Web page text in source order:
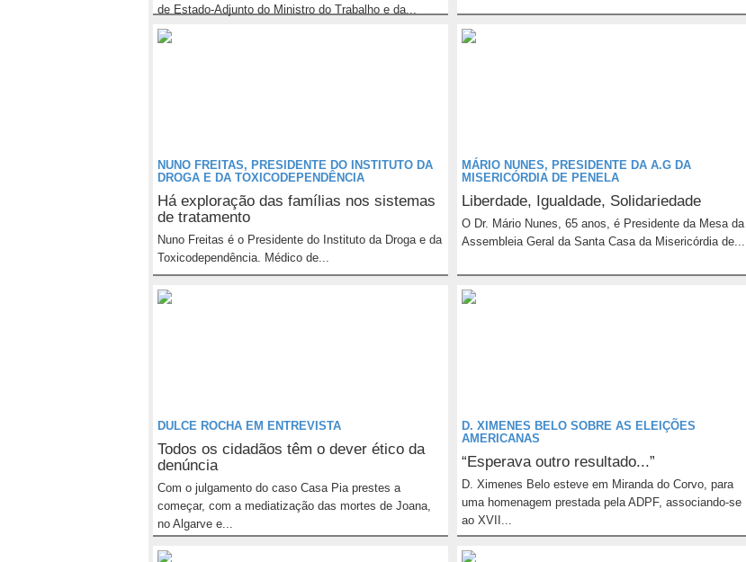
de Estado-Adjunto do Ministro do Trabalho e da...
NUNO FREITAS, PRESIDENTE DO INSTITUTO DA
DROGA E DA TOXICODEPENDÊNCIA
Há exploração das famílias nos sistemas
de tratamento
Nuno Freitas é o Presidente do Instituto da Droga e da
Toxicodependência. Médico de...
MÁRIO NUNES, PRESIDENTE DA A.G DA
MISERICÓRDIA DE PENELA
Liberdade, Igualdade, Solidariedade
O Dr. Mário Nunes, 65 anos, é Presidente da Mesa da
Assembleia Geral da Santa Casa da Misericórdia de...
DULCE ROCHA EM ENTREVISTA
Todos os cidadãos têm o dever ético da
denúncia
Com o julgamento do caso Casa Pia prestes a
começar, com a mediatização das mortes de Joana,
no Algarve e...
D. XIMENES BELO SOBRE AS ELEIÇÕES
AMERICANAS
“Esperava outro resultado...”
D. Ximenes Belo esteve em Miranda do Corvo, para
uma homenagem prestada pela ADPF, associando-se
ao XVII...